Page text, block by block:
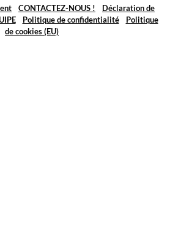
CONTACTEZ-NOUS !
Déclaration de
Politique de confidentialité
Politique
de cookies (EU)